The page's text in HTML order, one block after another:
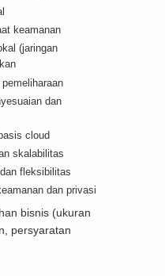
keamanan
(jaringan
dan
cloud
skalabilitas
fleksibilitas
dan privasi
bisnis (ukuran
persyaratan